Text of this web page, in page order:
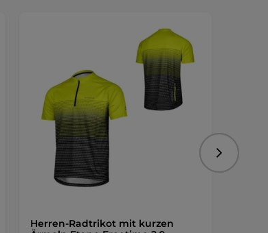
Herren-Radtrikot mit kurzen
Folgend